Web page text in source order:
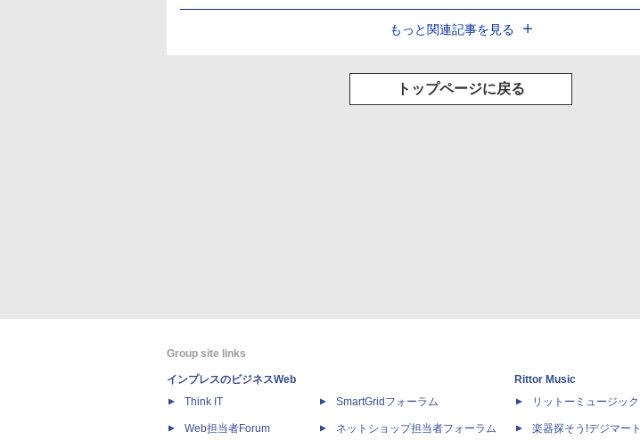
もっと関連記事を見る
トップページに戻る
Group site links
インプレスのビジネスWeb
Think IT
Web担当者Forum
SmartGridフォーラム
ネットショップ担当者フォーラム
Rittor Music
リットーミュージック
楽器探そう!デジマート